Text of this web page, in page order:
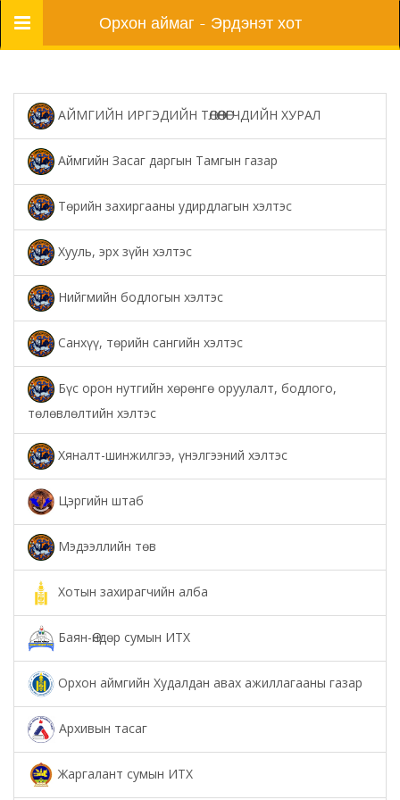
Цэс Орхон аймаг - Эрдэнэт хот
АЙМГИЙН ИРГЭДИЙН ТӨЛӨӨЛӨГЧДИЙН ХУРАЛ
Аймгийн Засаг даргын Тамгын газар
Төрийн захиргааны удирдлагын хэлтэс
Хууль, эрх зүйн хэлтэс
Нийгмийн бодлогын хэлтэс
Санхүү, төрийн сангийн хэлтэс
Бүс орон нутгийн хөрөнгө оруулалт, бодлого,
төлөвлөлтийн хэлтэс
Хяналт-шинжилгээ, үнэлгээний хэлтэс
Цэргийн штаб
Мэдээллийн төв
Хотын захирагчийн алба
Баян-Өндөр сумын ИТХ
Орхон аймгийн Худалдан авах ажиллагааны газар
Архивын тасаг
Жаргалант сумын ИТХ